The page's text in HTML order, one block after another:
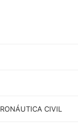
CIVIL